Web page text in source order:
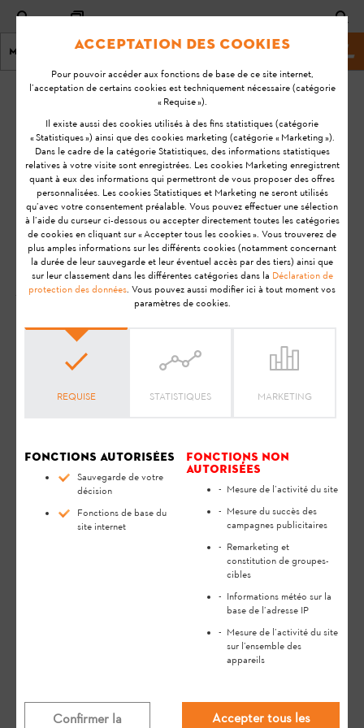
Menu Site Web de stihl
Page d'accueil STIHL RMI 422 P (VIKING MI 422 P)
Questions fréquemment
posées sur la tondeuse
robot iMOW® RMI 422 P
Vous trouverez ici les questions et réponses les plus
fréquemment posées sur la tondeuse robot STIHL
de passe pour l'iMOW® ?
Acceptation des cookies
Pour pouvoir accéder aux fonctions de base de ce site internet,
l’acceptation de certains cookies est techniquement nécessaire (catégorie
« Requise »).
Il existe aussi des cookies utilisés à des fins statistiques (catégorie
« Statistiques ») ainsi que des cookies marketing (catégorie « Marketing »).
Dans le cadre de la catégorie Statistiques, des informations statistiques
relatives à votre visite sont enregistrées. Les cookies Marketing enregistrent
quant à eux des informations qui permettront de vous proposer des offres
personnalisées. Les cookies Statistiques et Marketing ne seront utilisés
qu’avec votre consentement préalable. Vous pouvez effectuer une sélection
à l’aide du curseur ci-dessous ou accepter directement toutes les catégories
de cookies en cliquant sur « Accepter tous les cookies ». Vous trouverez de
plus amples informations sur les différents cookies (notamment concernant
la durée de leur sauvegarde et leur éventuel accès par des tiers) ainsi que
sur leur classement dans les différentes catégories dans la Déclaration de
protection des données. Vous pouvez aussi modifier ici à tout moment vos
paramètres de cookies.
REQUISE STATISTIQUES MARKETING
Fonctions autorisées
Sauvegarde de votre
décision
Fonctions de base du
site internet
Fonctions non
autorisées
Mesure de l’activité du site
Mesure du succès des
campagnes publicitaires
Remarketing et
constitution de groupes-
cibles
Informations météo sur la
base de l’adresse IP
Mesure de l’activité du site
sur l’ensemble des
appareils
Confirmer la
Accepter tous les